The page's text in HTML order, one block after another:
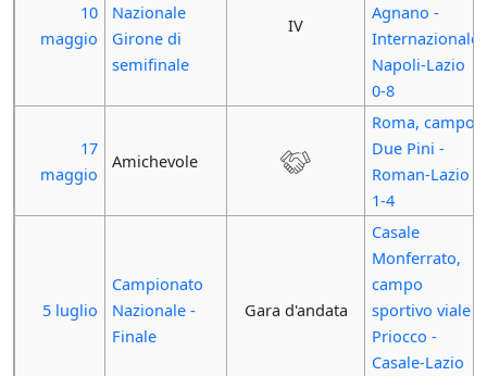
10
maggio
Nazionale
Girone di
semifinale
IV
Agnano -
Internazionale
Napoli-Lazio
0-8
17
maggio
Amichevole
Roma, campo
Due Pini -
Roman-Lazio
1-4
5 luglio
Campionato
Nazionale -
Finale
Gara d'andata
Casale
Monferrato,
campo
sportivo viale
Priocco -
Casale-Lazio